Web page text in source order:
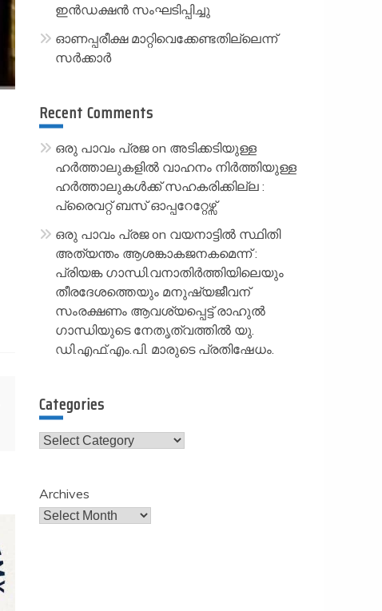
ഇൻഡക്ഷൻ സംഘടിപ്പിച്ചു
ഓണപ്പരീക്ഷ മാറ്റിവെക്കേണ്ടതില്ലെന്ന്
സർക്കാർ
Recent Comments
ഒരു പാവം പ്രജon അടിക്കടിയുള്ള
ഹർത്താലുകളിൽ വാഹനം നിർത്തിയുള്ള
ഹർത്താലുകൾക്ക് സഹകരിക്കില്ല :
പ്രൈവറ്റ് ബസ് ഓപ്പറേറ്റേഴ്സ്
ഒരു പാവം പ്രജon വയനാട്ടിൽ സ്ഥിതി
അത്യന്തം ആശങ്കാകജനകമെന്ന് :
പ്രിയങ്ക ഗാന്ധി.വനാതിർത്തിയിലെയും
തീരദേശത്തെയും മനുഷ്യജീവന്
സംരക്ഷണം ആവശ്യപ്പെട്ട് രാഹുൽ
ഗാന്ധിയുടെ നേതൃത്വത്തിൽ യു.
ഡി.എഫ്.എം.പി. മാരുടെ പ്രതിഷേധം.
Categories
Categories
Archives